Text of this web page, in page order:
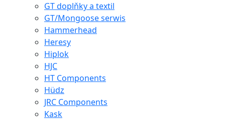
GT doplňky a textil
GT/Mongoose serwis
Hammerhead
Heresy
Hiplok
HJC
HT Components
Hüdz
JRC Components
Kask